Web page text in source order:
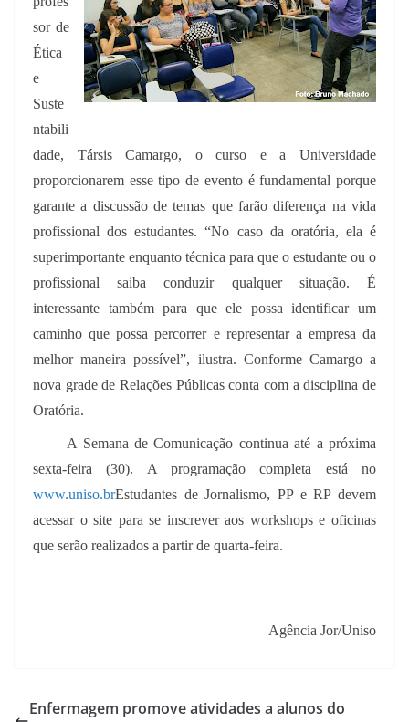
sor de
Ética
e
Suste
ntabili
dade, Társis Camargo, o curso e a Universidade
proporcionarem esse tipo de evento é fundamental porque
garante a discussão de temas que farão diferença na vida
profissional dos estudantes. “No caso da oratória, ela é
superimportante enquanto técnica para que o estudante ou o
profissional saiba conduzir qualquer situação. É
interessante também para que ele possa identificar um
caminho que possa percorrer e representar a empresa da
melhor maneira possível”, ilustra. Conforme Camargo a
nova grade de Relações Públicas conta com a disciplina de
Oratória.
A Semana de Comunicação continua até a próxima
sexta-feira (30). A programação completa está no
www.uniso.brEstudantes de Jornalismo, PP e RP devem
acessar o site para se inscrever aos workshops e oficinas
que serão realizados a partir de quarta-feira.
Agência Jor/Uniso
Enfermagem promove atividades a alunos do